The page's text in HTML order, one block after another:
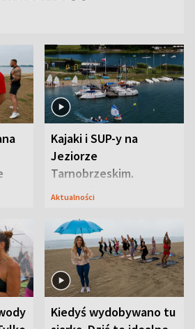
Kajaki i SUP-y na
Jeziorze
Tarnobrzeskim.
Przyrodnicy zwracają
Aktualności
Kiedyś wydobywano tu